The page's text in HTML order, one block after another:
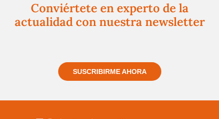
Conviértete en experto de la
actualidad con nuestra newsletter
SUSCRIBIRME AHORA